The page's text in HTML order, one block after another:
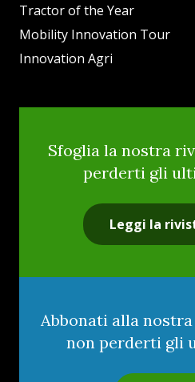
Tractor of the Year
Mobility Innovation Tour
Innovation Agri
Sfoglia la nostra
perderti gli
Leggi la
Abbonati alla
non perderti gli